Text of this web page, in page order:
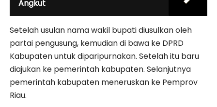
Angkut
Setelah usulan nama wakil bupati diusulkan oleh
partai pengusung, kemudian di bawa ke DPRD
Kabupaten untuk diparipurnakan. Setelah itu baru
diajukan ke pemerintah kabupaten. Selanjutnya
pemerintah kabupaten meneruskan ke Pemprov
Riau.